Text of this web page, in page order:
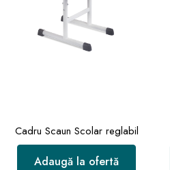
Cadru Scaun Scolar reglabil
Adaugă la ofertă